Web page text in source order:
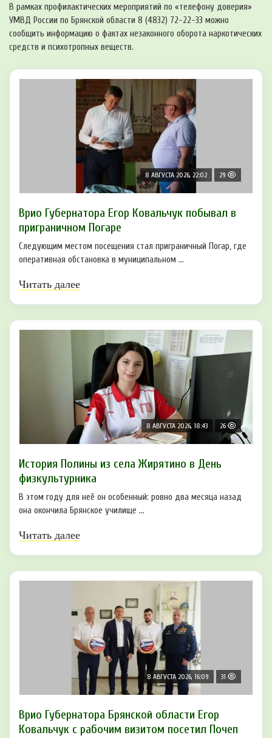
В рамках профилактических мероприятий по «телефону доверия»
УМВД России по Брянской области 8 (4832) 72-22-33 можно
сообщить информацию о фактах незаконного оборота наркотических
средств и психотропных веществ.
8 АВГУСТА 2026, 22:02 29
Врио Губернатора Егор Ковальчук побывал в
приграничном Погаре
Следующим местом посещения стал приграничный Погар, где
оперативная обстановка в муниципальном ...
Читать далее
8 АВГУСТА 2026, 18:43 26
История Полины из села Жирятино в День
физкультурника
В этом году для неё он особенный: ровно два месяца назад
она окончила Брянское училище ...
Читать далее
8 АВГУСТА 2026, 16:09 31
Врио Губернатора Брянской области Егор
Ковальчук с рабочим визитом посетил Почеп